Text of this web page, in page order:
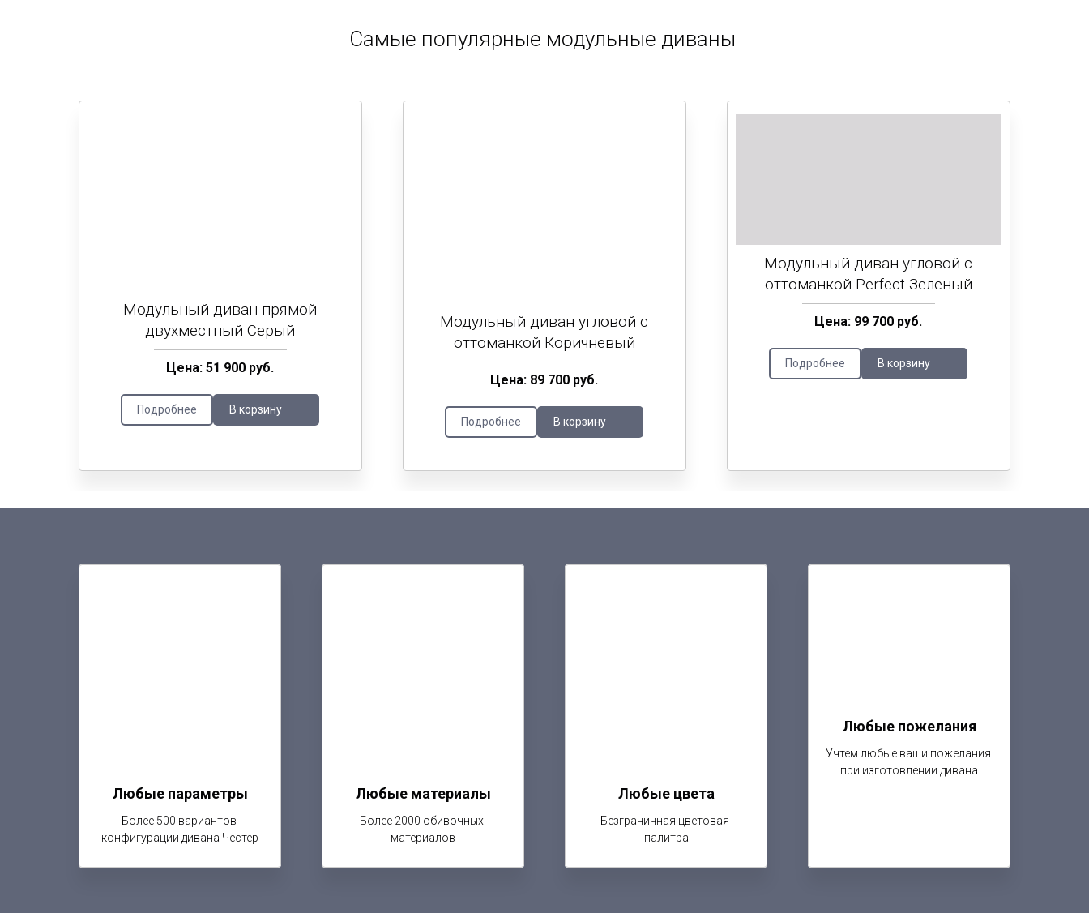
Самые популярные модульные диваны
Модульный диван прямой
двухместный Серый
Цена: 51 900 руб.
Подробнее В корзину
Модульный диван угловой с
оттоманкой Коричневый
Цена: 89 700 руб.
Подробнее В корзину
Модульный диван угловой с
оттоманкой Perfect Зеленый
Цена: 99 700 руб.
Подробнее В корзину
Любые параметры
Более 500 вариантов
конфигурации дивана Честер
Любые материалы
Более 2000 обивочных
материалов
Любые цвета
Безграничная цветовая
палитра
Любые пожелания
Учтем любые ваши пожелания
при изготовлении дивана